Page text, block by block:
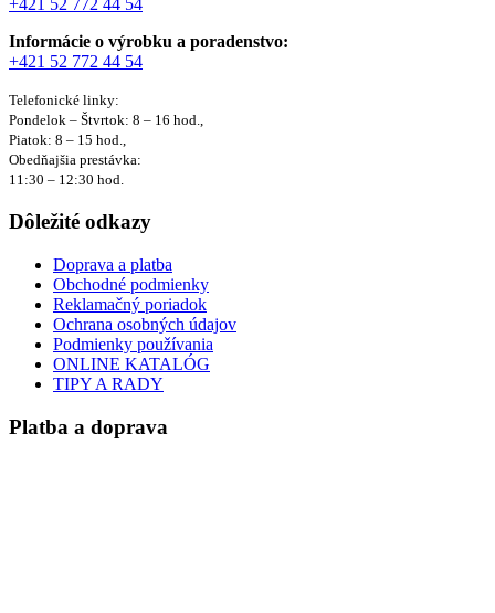
+421 52 772 44 54
Informácie o výrobku a poradenstvo:
+421 52 772 44 54
Telefonické linky:
Pondelok – Štvrtok: 8 – 16 hod.,
Piatok: 8 – 15 hod.,
Obedňajšia prestávka:
11:30 – 12:30 hod.
Dôležité odkazy
Doprava a platba
Obchodné podmienky
Reklamačný poriadok
Ochrana osobných údajov
Podmienky používania
ONLINE KATALÓG
TIPY A RADY
Platba a doprava